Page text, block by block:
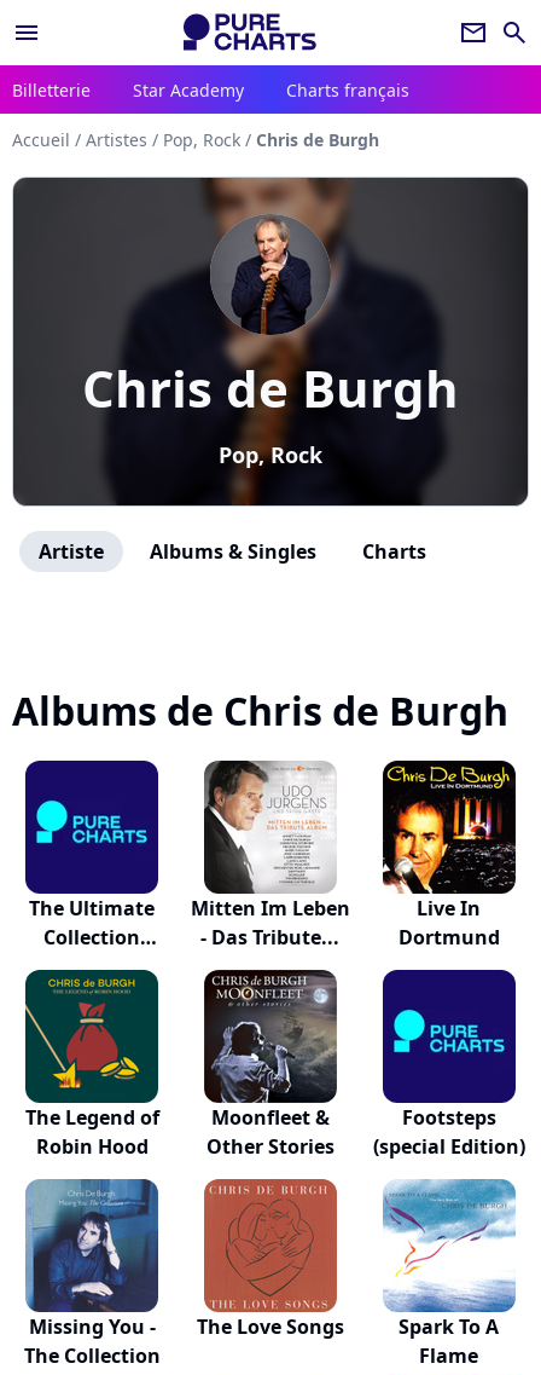
menu newsletter search
Billetterie Star Academy Charts français
Accueil / Artistes / Pop, Rock / Chris de Burgh
Chris de Burgh
Pop, Rock
Artiste Albums & Singles Charts
Albums de Chris de Burgh
The Ultimate
Collection
(delu...
Mitten Im Leben
- Das Tribute...
Live In
Dortmund
The Legend of
Robin Hood
Moonfleet &
Other Stories
Footsteps
(special Edition)
Missing You -
The Collection
The Love Songs
Spark To A
Flame